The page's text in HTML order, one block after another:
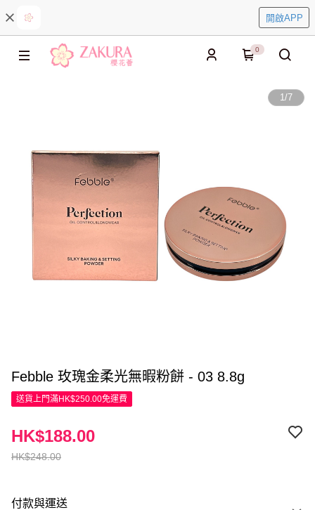
開啟APP
0
1/7
Febble 玫瑰金柔光無暇粉餅 - 03 8.8g
送貨上門滿HK$250.00免運費
HK$248.00
HK$188.00
付款與運送